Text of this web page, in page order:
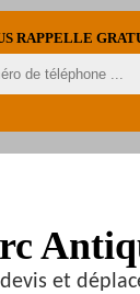
RAPPELLE
et